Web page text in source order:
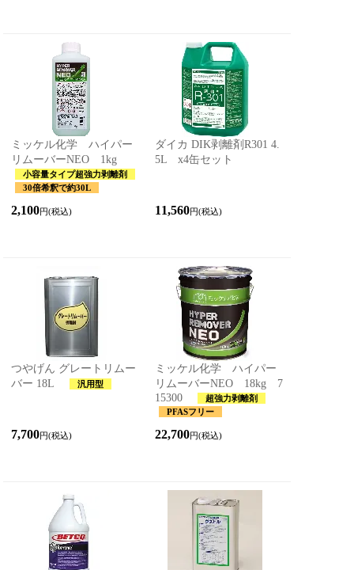
ミッケル化学 ハイパー
リムーバーNEO 1kg
小容量タイプ超強力剥離剤
30倍希釈で約30L
2,100円(税込)
ダイカ DIK剥離剤R301 4.
5L x4缶セット
11,560円(税込)
つやげん グレートリムー
バー 18L
汎用型
7,700円(税込)
ミッケル化学 ハイパー
リムーバーNEO 18kg 7
15300
超強力剥離剤
PFASフリー
22,700円(税込)